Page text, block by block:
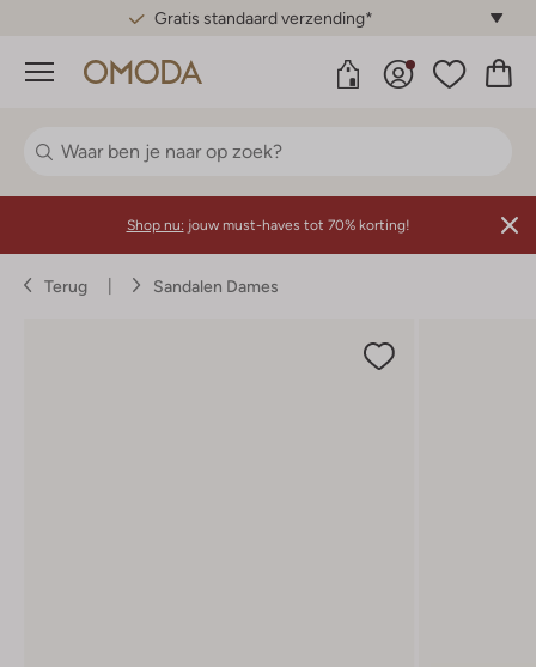
Gratis standaard verzending*
Menu
Shop nu: jouw must-haves tot 70% korting!
Terug Sandalen Dames